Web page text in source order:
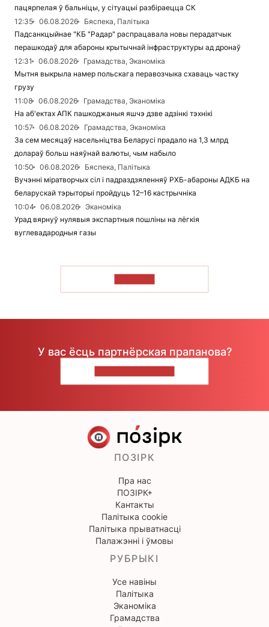
пацярпелая ў бальніцы, у сітуацыі разбіраецца СК
12:35
06.08.2026
Бяспека, Палітыка
Падсанкцыйнае "КБ "Радар" распрацавала новы перадатчык
перашкодаў для абароны крытычнай інфраструктуры ад дронаў
12:31
06.08.2026
Грамадства, Эканоміка
Мытня выкрыла намер польскага перавозчыка схаваць частку
грузу
11:08
06.08.2026
Грамадства, Эканоміка
На аб'ектах АПК пашкоджаныя яшчэ дзве адзінкі тэхнікі
10:57
06.08.2026
Грамадства, Эканоміка
За сем месяцаў насельніцтва Беларусі прадало на 1,3 млрд
долараў больш наяўнай валюты, чым набыло
10:50
06.08.2026
Бяспека, Палітыка
Вучэнні міратворчых сіл і падраздзяленняў РХБ-абароны АДКБ на
беларускай тэрыторыі пройдуць 12–16 кастрычніка
10:04
06.08.2026
Эканоміка
Урад вярнуў нулявыя экспартныя пошліны на лёгкія
вуглевадародныя газы
У вас ёсць партнёрская прапанова?
ПОЗІРК
Пра нас
ПОЗІРК+
Кантакты
Палітыка cookie
Палітыка прыватнасці
Палажэнні і ўмовы
РУБРЫКІ
Усе навіны
Палітыка
Эканоміка
Грамадства